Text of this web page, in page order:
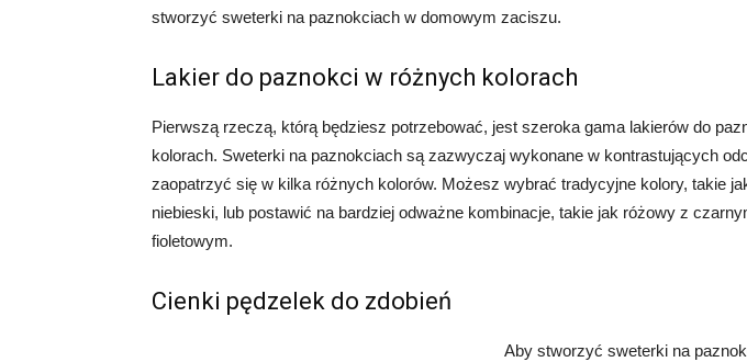
stworzyć sweterki na paznokciach w domowym zaciszu.
Lakier do paznokci w różnych kolorach
Pierwszą rzeczą, którą będziesz potrzebować, jest szeroka gama lakierów do
kolorach. Sweterki na paznokciach są zazwyczaj wykonane w kontrastujących
zaopatrzyć się w kilka różnych kolorów. Możesz wybrać tradycyjne kolory, takie
niebieski, lub postawić na bardziej odważne kombinacje, takie jak różowy z
fioletowym.
Cienki pędzelek do zdobień
Aby stworzyć sweterki na